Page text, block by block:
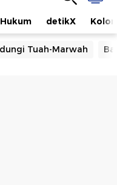
Hukum detikX
Tuah-Marwah